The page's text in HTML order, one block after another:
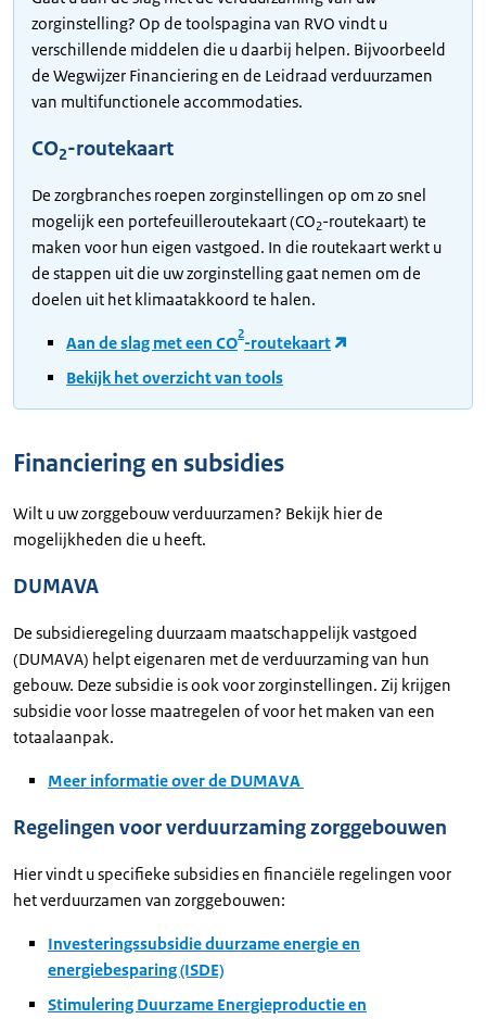
zorginstelling? Op de toolspagina van RVO vindt u
verschillende middelen die u daarbij helpen. Bijvoorbeeld
de Wegwijzer Financiering en de Leidraad verduurzamen
van multifunctionele accommodaties.
CO2-routekaart
De zorgbranches roepen zorginstellingen op om zo snel
mogelijk een portefeuilleroutekaart (CO2-routekaart) te
maken voor hun eigen vastgoed. In die routekaart werkt u
de stappen uit die uw zorginstelling gaat nemen om de
doelen uit het klimaatakkoord te halen.
Aan de slag met een CO2-routekaart
Bekijk het overzicht van tools
Financiering en subsidies
Wilt u uw zorggebouw verduurzamen? Bekijk hier de
mogelijkheden die u heeft.
DUMAVA
De subsidieregeling duurzaam maatschappelijk vastgoed
(DUMAVA) helpt eigenaren met de verduurzaming van hun
gebouw. Deze subsidie is ook voor zorginstellingen. Zij krijgen
subsidie voor losse maatregelen of voor het maken van een
totaalaanpak.
Meer informatie over de DUMAVA
Regelingen voor verduurzaming zorggebouwen
Hier vindt u specifieke subsidies en financiële regelingen voor
het verduurzamen van zorggebouwen:
Investeringssubsidie duurzame energie en
energiebesparing (ISDE)
Stimulering Duurzame Energieproductie en